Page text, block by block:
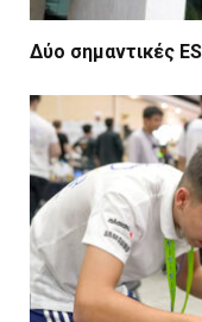
Δύο σημαντικές